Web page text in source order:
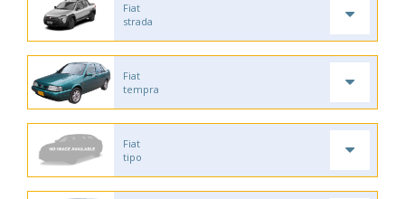
Fiat
strada
Fiat
tempra
Fiat
tipo